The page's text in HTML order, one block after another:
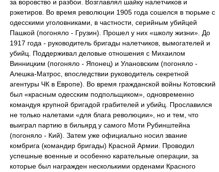
за воровство и разбои. Возглавлял шайку налетчиков и
рэкетиров. Во время революции 1905 года сошелся в тюрьме с
одесскими уголовниками, в частности, серийным убийцей
Пашкой (погоняло - Грузин). Прошел у них «школу жизни». До
1917 года - руководитель бригады налетчиков, вымогателей и
убийц. Поддерживал деловые отношения с Михаилом
Винницким (погоняло - Японец) и Улановским (погоняло -
Алешка-Матрос, впоследствии руководитель секретной
агентуры ЧК в Европе). Во время гражданской войны Котовский
был «красным одесским подпольщиком», одновременно
командуя крупной бригадой грабителей и убийц. Прославился
не только налетами «для блага революции», но и тем, что
выиграл партию в бильярд у самого Моти Рубинштейна
(погоняло - Кий). Затем уже официально носил звание
комбрига (командир бригады) Красной Армии. Проводил
успешные военные и особенно карательные операции, за
которые был награжден несколькими орденами Красного